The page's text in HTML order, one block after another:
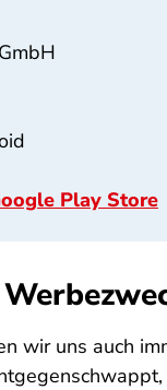
Play Store
wir uns auch